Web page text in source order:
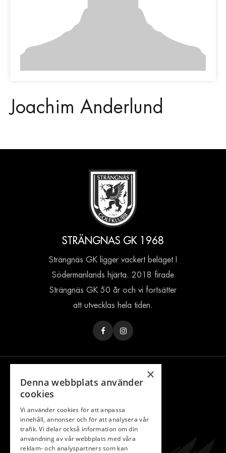
Joachim Anderlund
STRÄNGNAS GK 1968
Strängnäs GK ligger vackert beläget I
Södermanlands hjärta. 2018 firade
Strängnäs GK 50 år och vi fortsätter
att utvecklas hela tiden.
Klubben
Bli Medlem
Kontakta Oss
×
Denna webbplats använder
cookies
Vi använder cookies för att anpassa
innehåll, annonser och för att analysera vår
trafik. Vi delar också information om din
användning av vår webbplats med våra
reklam- och analyspartners som kan